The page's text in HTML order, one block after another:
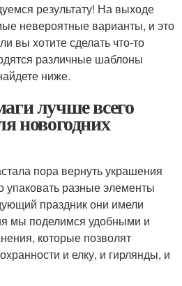
результату! На выходе
невероятные варианты, и это
вы хотите сделать что-то
различные шаблоны
ниже.
лучше всего
новогодних
пора вернуть украшения
упаковать разные элементы
праздник они имели
мы поделимся удобными и
которые позволят
и елку, и гирлянды, и